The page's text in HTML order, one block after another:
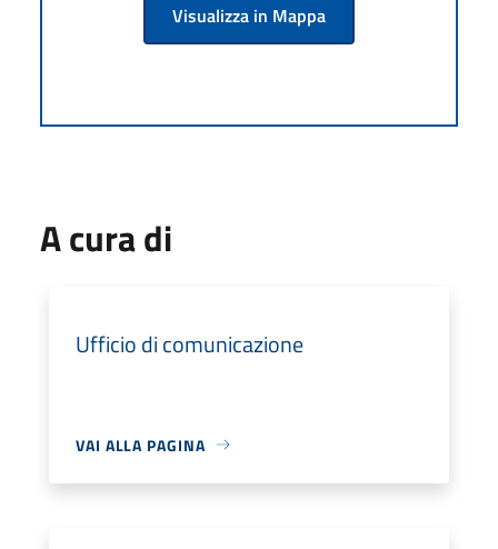
Visualizza in Mappa
A cura di
Ufficio di comunicazione
VAI ALLA PAGINA